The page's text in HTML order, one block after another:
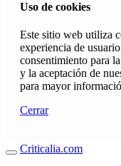
Uso de cookies
Este sitio web utiliza
experiencia de
consentimiento para
y la aceptación de
para mayor
Cerrar
Criticalia.com